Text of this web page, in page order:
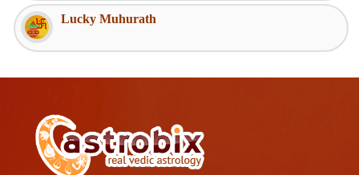
Lucky Muhurath